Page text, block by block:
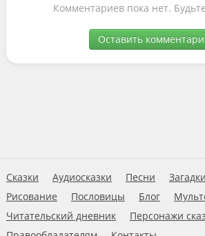
Комментариев пока нет.
Оставить
Сказки Аудиосказки Песни Загадки
Рисование
Пословицы Блог
Читательский дневник
Персонажи